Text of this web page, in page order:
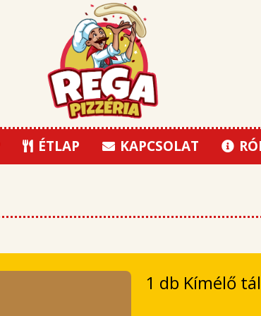
ÉTLAP KAPCSOLAT
1 db Kímélő tál